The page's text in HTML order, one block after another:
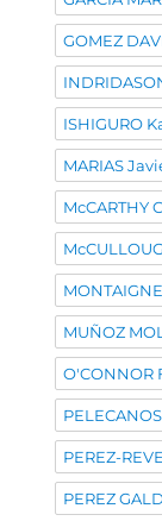
GOMEZ
ISHIGURO
MARIAS
McCARTHY
MUÑOZ
O'CONNOR
PEREZ-
PEREZ